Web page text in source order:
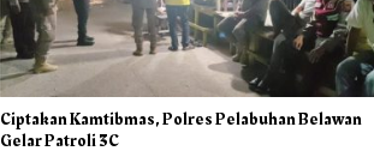
Ciptakan Kamtibmas, Polres Pelabuhan Belawan
Gelar Patroli 3C